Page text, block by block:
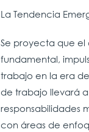
La Tendencia
Se proyecta que el
fundamental,
trabajo en la era
de trabajo llevará
responsabilidades
con áreas de